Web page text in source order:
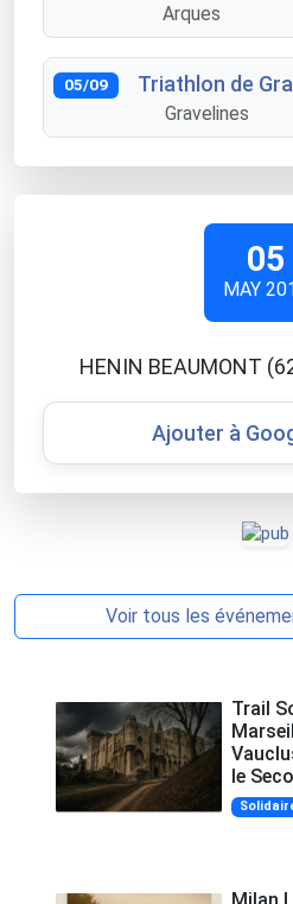
Arques
05/09 Triathlon de
Gravelines
05
MAY
HENIN BEAUMONT
Ajouter à
Voir tous les
Trail
le